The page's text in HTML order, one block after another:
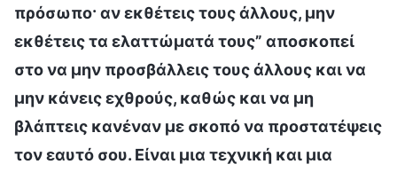
πρόσωπο· αν εκθέτεις τους άλλους, μην
εκθέτεις τα ελαττώματά τους” αποσκοπεί
στο να μην προσβάλλεις τους άλλους και να
μην κάνεις εχθρούς, καθώς και να μη
βλάπτεις κανέναν με σκοπό να προστατέψεις
τον εαυτό σου. Είναι μια τεχνική και μια